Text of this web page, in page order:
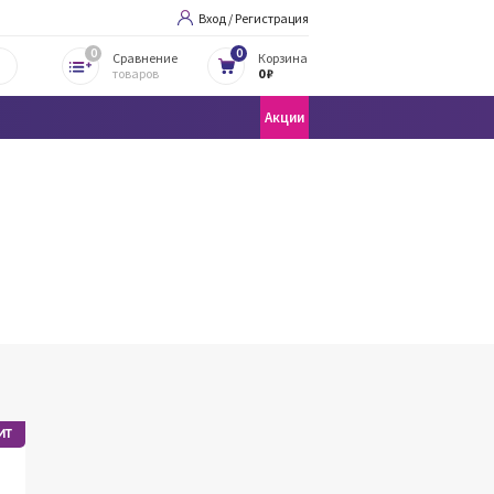
Вход / Регистрация
0
Сравнение
товаров
0
Корзина
0 ₽
Акции